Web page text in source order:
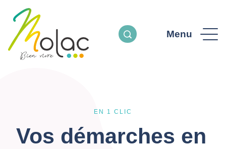
Menu
EN 1 CLIC
Vos démarches en